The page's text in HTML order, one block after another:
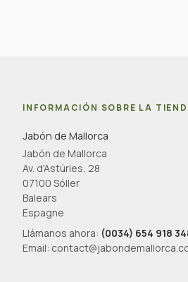
INFORMACIÓN SOBRE LA
Jabón de Mallorca
Jabón de Mallorca
Av. d'Astúries, 28
07100 Sóller
Balears
Espagne
Llámanos ahora: (0034) 654 918
Email: